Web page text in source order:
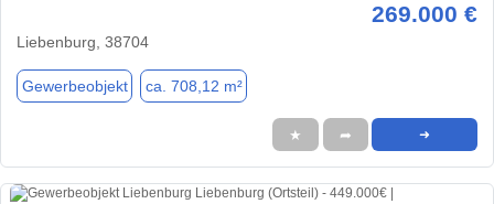
269.000 €
Liebenburg, 38704
Gewerbeobjekt ca. 708,12 m²
★ ➦ ➜